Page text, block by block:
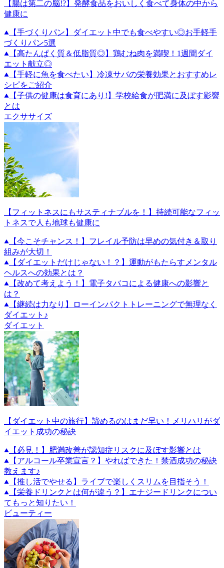
【腸は第二の脳!?】発酵食品をおいしく食べて身体の中から
健康に
【手づくりパン】ダイエット中でも食べやすい◎お手軽手
づくりパン5選
【高たんぱく質＆低脂質◎】鶏むね肉を満喫！1週間ダイ
エット献立◎
【手軽に魚を食べたい】冷凍サバの栄養効果とおすすめレ
シピをご紹介
【子供の健康は食育にあり!】学校給食が肥満に及ぼす影響
とは
エクササイズ
【フィットネスにもサスティナブルを！】持続可能なフィッ
トネスで人も地球も健康に
【今こそチャンス！】フレイル予防は早めの気付き＆取り
組みが大切！
【ダイエットだけじゃない！？】運動がもたらすメンタル
ヘルスへの効果とは？
【改めて考えよう！】電子タバコによる健康への影響と
は？
【継続は力なり】ローインパクトトレーニングで無理なく
ダイエット♪
ダイエット
【ダイエット中の旅行】諦めるのはまだ早い！メリハリがダ
イエット成功の秘訣
【必見！】肥満改善が認知症リスクに及ぼす影響とは
【アルコール卒業宣言？】やればできた！禁酒成功の秘訣
教えます♪
【推し活でやせる】ライブで楽しくスリムを目指そう！
【栄養ドリンクとは何が違う？】エナジードリンクについ
てもっと知りたい！
ビューティー